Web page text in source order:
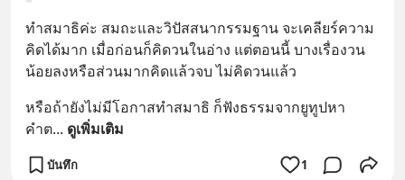
ทำสมาธิค่ะ สมถะและวิปัสสนากรรมฐาน จะเคลียร์ความ
คิดได้มาก เมื่อก่อนก็คิดวนในอ่าง แต่ตอนนี้ บางเรื่องวน
น้อยลงหรือส่วนมากคิดแล้วจบ ไม่คิดวนแล้ว
หรือถ้ายังไม่มีโอกาสทำสมาธิ ก็ฟังธรรมจากยูทูปหา
คำต... ดูเพิ่มเติม
บันทึก 1